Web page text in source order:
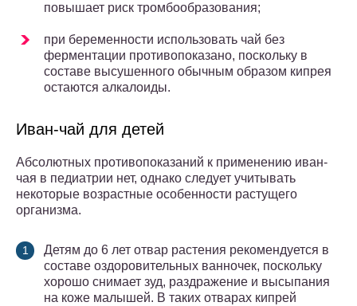
повышает риск тромбообразования;
при беременности использовать чай без
ферментации противопоказано, поскольку в
составе высушенного обычным образом кипрея
остаются алкалоиды.
Иван-чай для детей
Абсолютных противопоказаний к применению иван-
чая в педиатрии нет, однако следует учитывать
некоторые возрастные особенности растущего
организма.
Детям до 6 лет отвар растения рекомендуется в
составе оздоровительных ванночек, поскольку
хорошо снимает зуд, раздражение и высыпания
на коже малышей. В таких отварах кипрей